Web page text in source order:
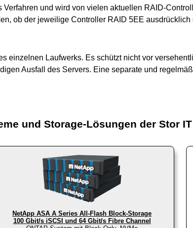
und wird von vielen aktuellen RAID-
ob der jeweilige Controller RAID 5EE ausdrücklich
einzelnen Laufwerks. Es schützt nicht vor
Ausfall des Servers. Eine separate und
und Storage-Lösungen der Stor
NetApp ASA A Series All-Flash Block-Storage
100 Gbit/s iSCSI und 64 Gbit/s Fibre Channel